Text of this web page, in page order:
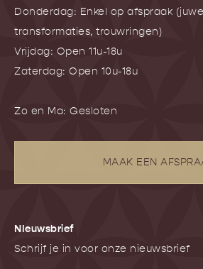
Donderdag: Enkel op afspraak
transformaties, trouwringen)
Vrijdag: Open 11u-18u
Zaterdag: Open 10u-18u
Zo en Ma: Gesloten
MAAK EEN
NIeuwsbrief
Schrijf je in voor onze nieuwsbrief